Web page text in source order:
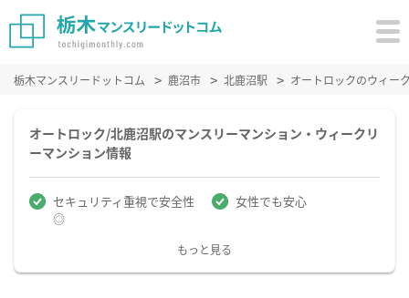
栃木マンスリードットコム 鹿沼市 北鹿沼駅 オートロックのウィー
オートロック/北鹿沼駅のマンスリーマンション・ウィークリ
ーマンション情報
セキュリティ重視で安全性
◎
女性でも安心
もっと見る